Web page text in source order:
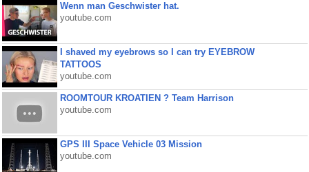
Wenn man Geschwister hat.
youtube.com
I shaved my eyebrows so I can try EYEBROW
TATTOOS
youtube.com
ROOMTOUR KROATIEN ? Team Harrison
youtube.com
GPS III Space Vehicle 03 Mission
youtube.com